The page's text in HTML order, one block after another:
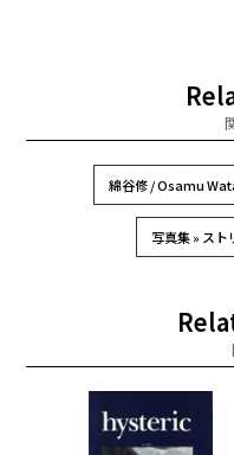
綿谷修 / Osamu
写真集 » スト